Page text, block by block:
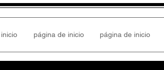
página de inicio página de inicio